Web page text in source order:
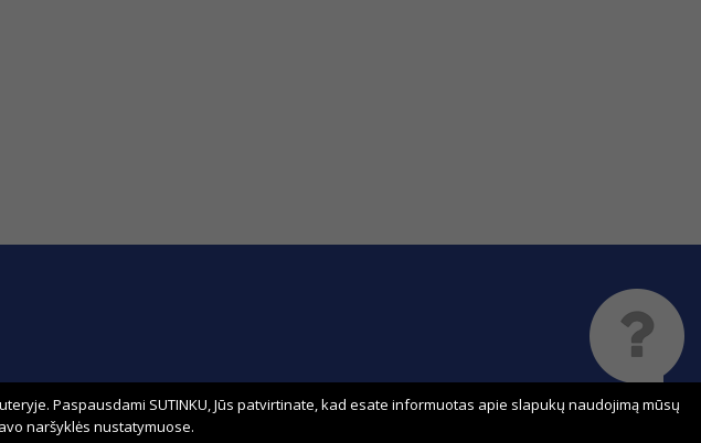
Sprendimas:
Paspausdami SUTINKU, Jūs patvirtinate, kad esate informuotas apie slapukų naudojimą mūsų
naršyklės nustatymuose.